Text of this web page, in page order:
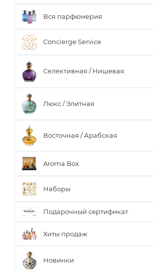
Вся парфюмерия
Concierge Service
Селективная / Нишевая
Люкс / Элитная
Восточная / Арабская
Aroma Box
Наборы
Подарочный сертификат
Хиты продаж
Новинки